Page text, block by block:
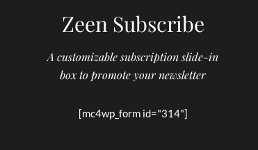
Zeen Subscribe
A customizable subscription slide-in
box to promote your newsletter
[mc4wp_form id="314"]